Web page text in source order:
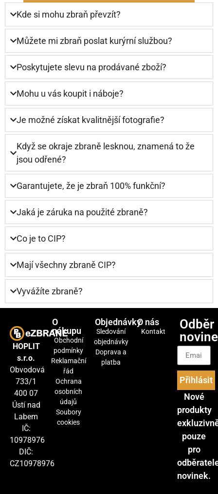
Kde si mohu zbraň převzít?
Můžete mi zbraň poslat kurýrní službou?
Poskytujete slevu na prodávané zboží?
Mohu u vás koupit i náboje?
Je možné získat kvalitnější fotografie?
Když se okraje zbraně lesknou, znamená to že
jsou odřené?
Garantujete, že je zbraň 100% funkční?
Jaká je záruka na použité zbraně?
Co je to CIP?
Mají všechny zbraně CIP?
Vyvážíte zbraně?
HOPLIT
s.r.o.
Obvodová
733/1
400 07
Ústí nad
Labem
IČ:
10978976
DIČ:
CZ10978976
O
nákupu
Obchodní
podmínky
Reklamační
řád
Ochrana
osobních
údajů
Soubory
cookies
Objednávky
Sledování
objednávky
Doprava a
platba
O nás
Kontakt
Odběr
Přihlásit
Nové
produkty
pouze
pro
novinek.